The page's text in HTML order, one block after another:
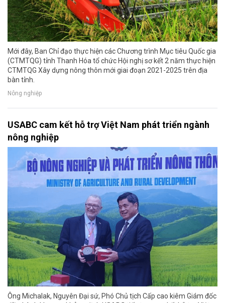
Mới đây, Ban Chỉ đạo thực hiện các Chương trình Mục tiêu Quốc gia
(CTMTQG) tỉnh Thanh Hóa tổ chức Hội nghị sơ kết 2 năm thực hiện
CTMTQG Xây dựng nông thôn mới giai đoạn 2021-2025 trên địa
bàn tỉnh.
Nông nghiệp
USABC cam kết hỗ trợ Việt Nam phát triển ngành
nông nghiệp
Ông Michalak, Nguyên Đại sứ, Phó Chủ tịch Cấp cao kiêm Giám đốc